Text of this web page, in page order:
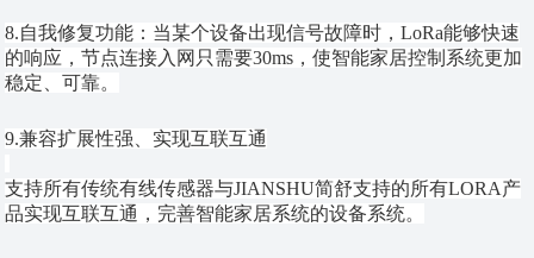
8.自我修复功能：当某个设备出现信号故障时，LoRa能够快速
的响应，节点连接入网只需要30ms，使智能家居控制系统更加
稳定、可靠。
9.兼容扩展性强、实现互联互通
支持所有传统有线传感器与JIANSHU简舒支持的所有LORA产
品实现互联互通，完善智能家居系统的设备系统。